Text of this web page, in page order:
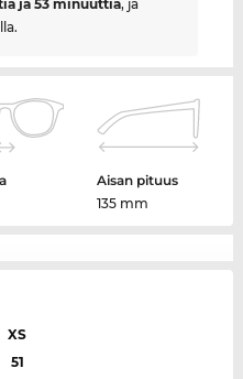
ja 53 minuuttia, ja
Aisan pituus
135 mm
XS
51